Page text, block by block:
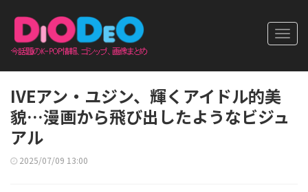
IVEアン・ユジン、輝くアイドル的美
貌…漫画から飛び出したようなビジュ
アル
2025/07/09 13:00